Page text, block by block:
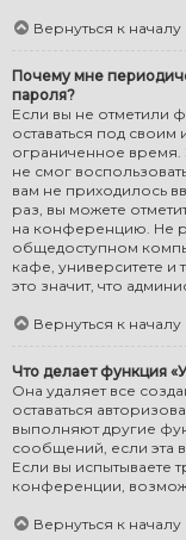
Вернуться к началу
Почему мне
пароля?
Если вы не отметили
оставаться под
ограниченное время.
не смог
вам не приходилось
раз, вы можете
на конференцию. Не
общедоступном
кафе, университете и
это значит, что
Вернуться к началу
Что делает функция
Она удаляет все
оставаться
выполняют другие
сообщений, если эта
Если вы испытываете
конференции,
Вернуться к началу